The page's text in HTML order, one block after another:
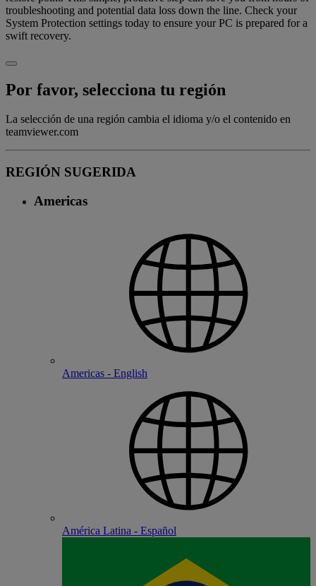
troubleshooting and potential data loss down the line. Check your
System Protection settings today to ensure your PC is prepared for a
swift recovery.
Por favor, selecciona tu región
La selección de una región cambia el idioma y/o el contenido en
teamviewer.com
REGIÓN SUGERIDA
Americas
Americas - English
América Latina - Español